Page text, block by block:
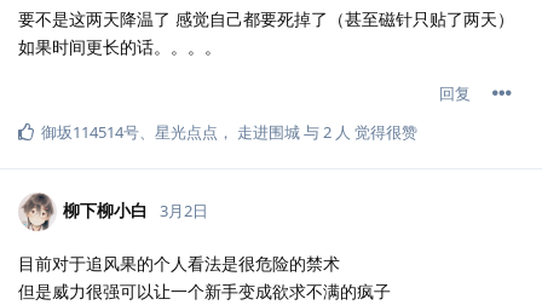
要不是这两天降温了 感觉自己都要死掉了（甚至磁针只贴了两天）
如果时间更长的话。。。。
回复
御坂114514号、 星光点点 ， 走进围城与2 人 觉得很赞
柳下柳小白 3月2日
目前对于追风果的个人看法是很危险的禁术
但是威力很强可以让一个新手变成欲求不满的疯子